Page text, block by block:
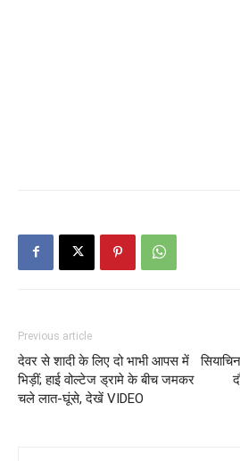
Previous article
देवर से शादी के लिए दो भाभी आपस में
भिड़ीं; हाई वोल्टेज ड्रामे के बीच जमकर
चले लात-घूंसे, देखें VIDEO